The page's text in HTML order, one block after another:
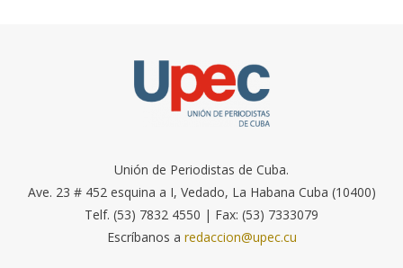
Unión de Periodistas de Cuba.
Ave. 23 # 452 esquina a I, Vedado, La Habana Cuba (10400)
Telf. (53) 7832 4550 | Fax: (53) 7333079
Escríbanos a redaccion@upec.cu